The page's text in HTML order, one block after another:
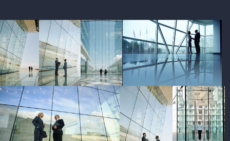
photo photo photo photo